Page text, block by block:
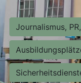
Journalismus,